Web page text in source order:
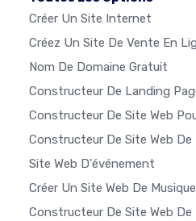
Créer Un Site Internet
Créez Un Site De Vente En
Nom De Domaine Gratuit
Constructeur De Landing
Constructeur De Site Web
Constructeur De Site Web
Site Web D'événement
Créer Un Site Web De Musique
Constructeur De Site Web De